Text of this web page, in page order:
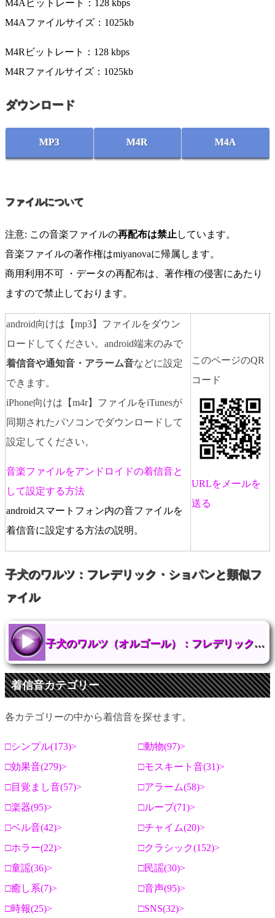
M4Aビットレート：128 kbps
M4Aファイルサイズ：1025kb
M4Rビットレート：128 kbps
M4Rファイルサイズ：1025kb
ダウンロード
MP3 M4R M4A
ファイルについて
注意: この音楽ファイルの再配布は禁止 しています。
音楽ファイルの著作権はmiyanovaに帰属します。
商用利用不可 ・データの再配布は、著作権の侵害にあたり
ますので禁止しております。
android向けは【mp3】ファイルをダウン
ロードしてください。android端末のみで
着信音や通知音・アラーム音などに設定
できます。
iPhone向けは【m4r】ファイルをiTunesが
同期されたパソコンでダウンロードして
設定してください。
音楽ファイルをアンドロイドの着信音と
して設定する方法
androidスマートフォン内の音ファイルを
着信音に設定する方法の説明。
このページのQR
コード
URLをメールを
送る
子犬のワルツ：フレデリック・ショパンと類似フ
ァイル
子犬のワルツ（オルゴール）：フレデリック・ショパン
着信音カテゴリー
各カテゴリーの中から着信音を探せます。
シンプル(173)
動物(97)
効果音(279)
モスキート音(31)
目覚まし音(57)
アラーム(58)
楽器(95)
ループ(71)
ベル音(42)
チャイム(20)
ホラー(22)
クラシック(152)
童謡(36)
民謡(30)
癒し系(7)
音声(95)
時報(25)
SNS(32)